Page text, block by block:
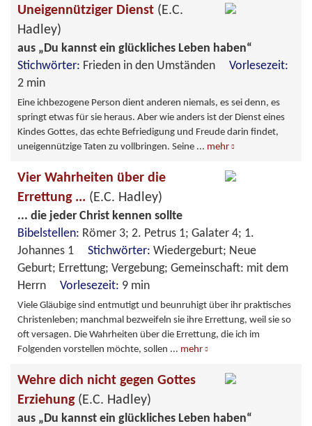
Uneigennütziger Dienst (E.C.
Hadley)
aus „Du kannst ein glückliches Leben haben“
Stichwörter: Frieden in den Umständen Vorlesezeit:
2 min
Eine ichbezogene Person dient anderen niemals, es sei denn, es
springt etwas für sie heraus. Aber wie anders ist der Dienst eines
Kindes Gottes, das echte Befriedigung und Freude darin findet,
uneigennützige Taten zu vollbringen. Seine ... mehr
Vier Wahrheiten über die
Errettung ... (E.C. Hadley)
... die jeder Christ kennen sollte
Bibelstellen: Römer 3; 2. Petrus 1; Galater 4; 1.
Johannes 1 Stichwörter: Wiedergeburt; Neue
Geburt; Errettung; Vergebung; Gemeinschaft: mit dem
Herrn Vorlesezeit: 9 min
Viele Gläubige sind entmutigt und beunruhigt über ihr praktisches
Christenleben; manchmal bezweifeln sie ihre Errettung, weil sie so
oft versagen. Die Wahrheiten über die Errettung, die ich im
Folgenden vorstellen möchte, sollen ... mehr
Wehre dich nicht gegen Gottes
Erziehung (E.C. Hadley)
aus „Du kannst ein glückliches Leben haben“